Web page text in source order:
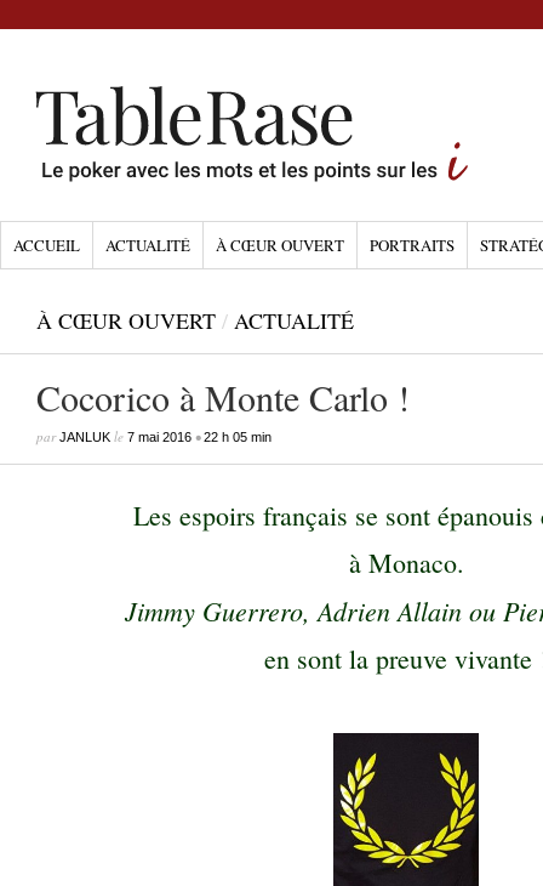
ACCUEIL ACTUALITÉ À CŒUR OUVERT PORTRAITS
À CŒUR OUVERT / ACTUALITÉ
Cocorico à Monte Carlo !
parJANLUK le 7 mai 2016 •22 h 05 min
Les espoirs français se sont
à Monaco.
Jimmy Guerrero, Adrien Allain ou
en sont la preuve vivante